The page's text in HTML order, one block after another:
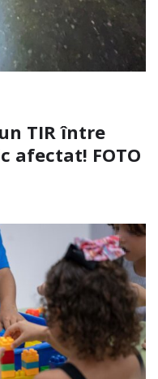
TIR între
afectat! FOTO